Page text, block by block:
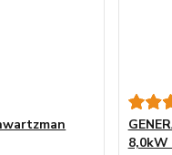
8,0kW